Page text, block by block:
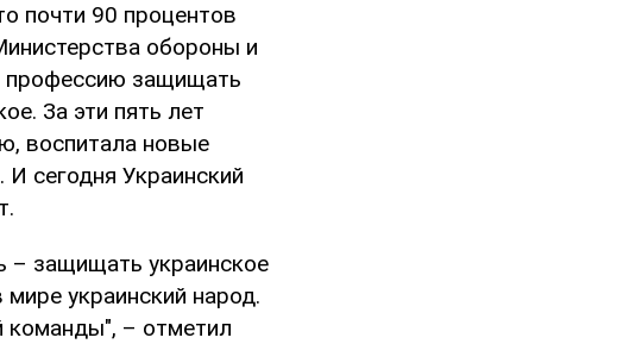
почти 90 процентов
обороны и
профессию защищать
За эти пять лет
воспитала новые
сегодня Украинский
– защищать украинское
украинский народ.
команды", – отметил